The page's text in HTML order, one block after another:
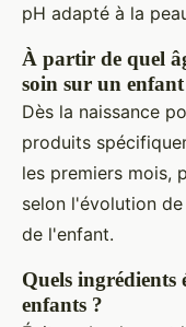
pH adapté à la
À partir de quel
soin sur un
Dès la naissance
produits
les premiers mois,
selon l'évolution
de l'enfant.
Quels ingrédients
enfants ?